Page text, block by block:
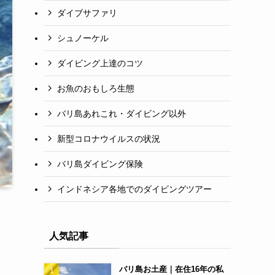
ダイブサファリ
シュノーケル
ダイビング上達のコツ
お魚のおもしろ生態
バリ島あれこれ・ダイビング以外
新型コロナウイルスの状況
バリ島ダイビング保険
インドネシア各地でのダイビングツアー
人気記事
バリ島お土産｜在住16年の私